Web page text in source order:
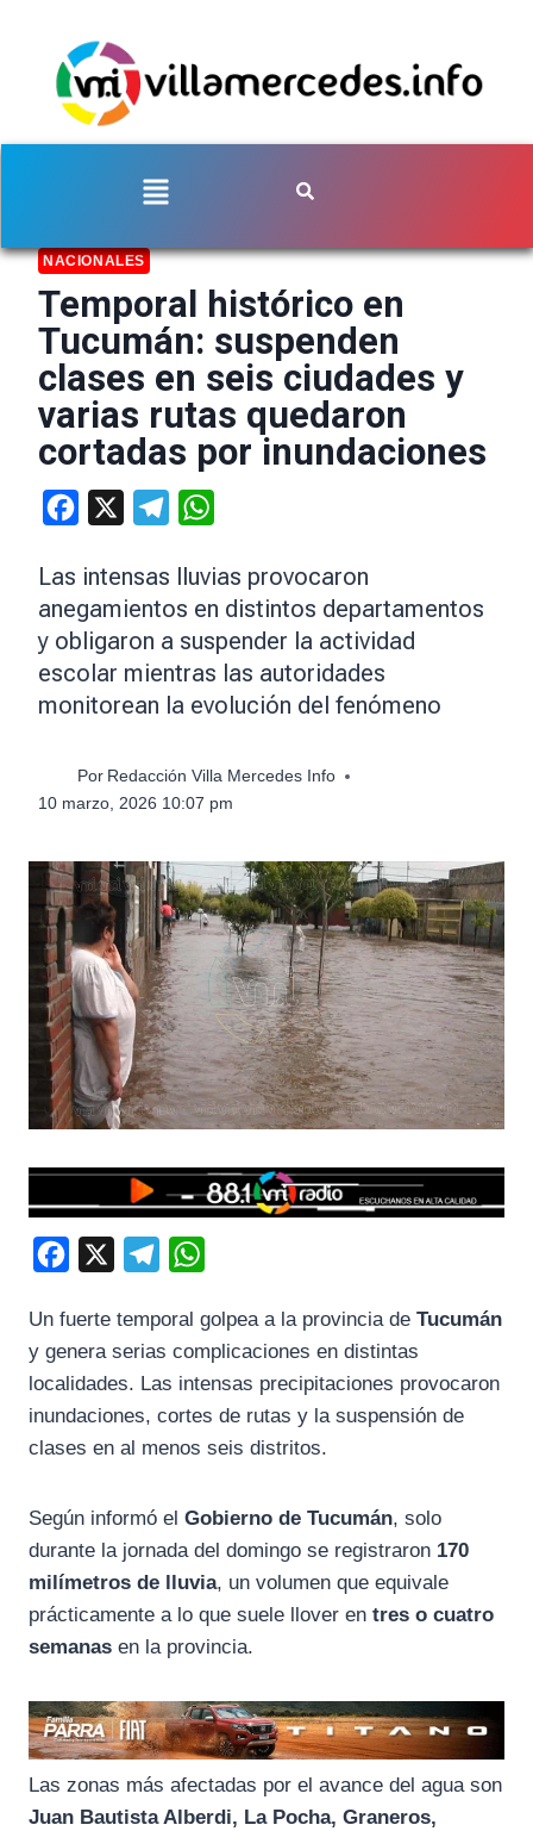
NACIONALES
Temporal histórico en
Tucumán: suspenden
clases en seis ciudades y
varias rutas quedaron
cortadas por inundaciones
Facebook Telegram
Las intensas lluvias provocaron
anegamientos en distintos departamentos
y obligaron a suspender la actividad
escolar mientras las autoridades
monitorean la evolución del fenómeno
Por Redacción Villa Mercedes Info
10 marzo, 2026 10:07 pm
c
e
b
l
e
g
a
t
s
Un fuerte temporal golpea a la provincia de Tucumán
y genera serias complicaciones en distintas
localidades. Las intensas precipitaciones provocaron
inundaciones, cortes de rutas y la suspensión de
clases en al menos seis distritos.
Según informó el Gobierno de Tucumán, solo
durante la jornada del domingo se registraron 170
milímetros de lluvia, un volumen que equivale
prácticamente a lo que suele llover en tres o cuatro
semanas en la provincia.
Las zonas más afectadas por el avance del agua son
Juan Bautista Alberdi, La Pocha, Graneros,